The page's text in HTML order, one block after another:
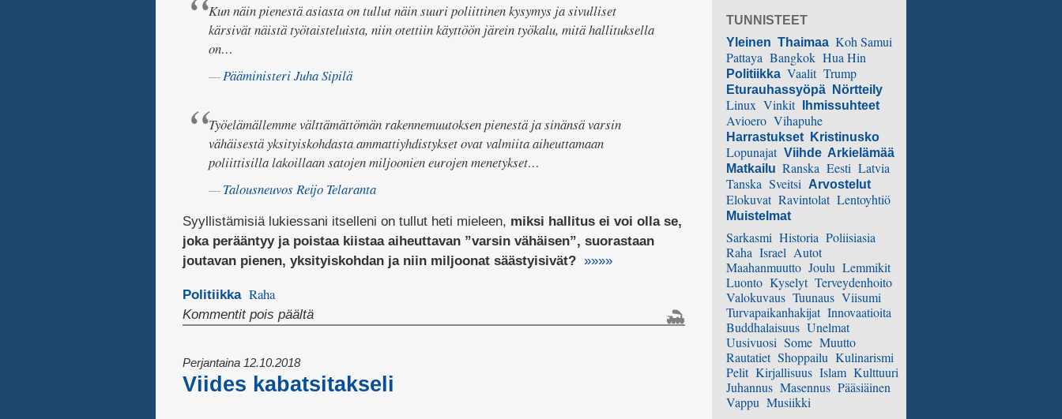
Kun näin pienestä asiasta on tullut näin suuri poliittinen kysymys ja sivulliset
kärsivät näistä työtaisteluista, niin otettiin käyttöön järein työkalu, mitä hallituksella
on…
Pääministeri Juha Sipilä
Työelämällemme välttämättömän rakennemuutoksen pienestä ja sinänsä varsin
vähäisestä yksityiskohdasta ammattiyhdistykset ovat valmiita aiheuttamaan
poliittisilla lakoillaan satojen miljoonien eurojen menetykset…
Talousneuvos Reijo Telaranta
Syyllistämisiä lukiessani itselleni on tullut heti mieleen, miksi hallitus ei voi olla se,
joka perääntyy ja poistaa kiistaa aiheuttavan ”varsin vähäisen”, suorastaan
joutavan pienen, yksityiskohdan ja niin miljoonat säästyisivät? »»»»
Politiikka Raha
Kommentit pois päältäartikkelissa
irstisanomissuoja-
kiistassa
Perjantaina 12.10.2018
Viides kabatsitakseli
TUNNISTEET
Yleinen Thaimaa Koh Samui
Pattaya Bangkok Hua Hin
Politiikka Vaalit Trump
Eturauhassyöpä Nörtteily
Linux Vinkit Ihmissuhteet
Avioero Vihapuhe
Harrastukset Kristinusko
Lopunajat Viihde Arkielämää
Matkailu Ranska Eesti Latvia
Tanska Sveitsi Arvostelut
Elokuvat Ravintolat Lentoyhtiö
Muistelmat
Sarkasmi Historia Poliisiasia
Raha Israel Autot
Maahanmuutto Joulu Lemmikit
Luonto Kyselyt Terveydenhoito
Valokuvaus Tuunaus Viisumi
Turvapaikanhakijat Innovaatioita
Buddhalaisuus Unelmat
Uusivuosi Some Muutto
Rautatiet Shoppailu Kulinarismi
Pelit Kirjallisuus Islam Kulttuuri
Juhannus Masennus Pääsiäinen
Vappu Musiikki